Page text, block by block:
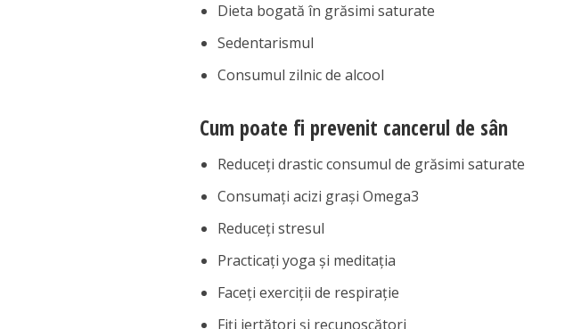
Dieta bogată în grăsimi saturate
Sedentarismul
Consumul zilnic de alcool
Cum poate fi prevenit cancerul de sân
Reduceți drastic consumul de grăsimi saturate
Consumați acizi grași Omega3
Reduceți stresul
Practicați yoga și meditația
Faceți exerciții de respirație
Fiți iertători și recunoscători